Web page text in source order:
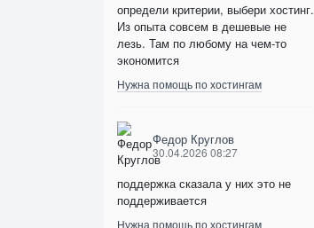
определи критерии, выбери хостинг.
Из опыта совсем в дешевые не
лезь. Там по любому на чем-то
экономится
Нужна помощь по хостингам
Федор Круглов
30.04.2026 08:27
поддержка сказала у них это не
поддерживается
Нужна помощь по хостингам